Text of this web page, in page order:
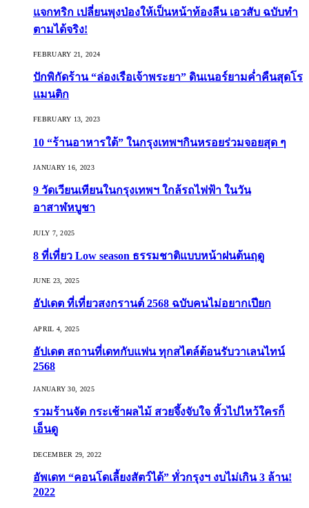
แจกทริก เปลี่ยนพุงป่องให้เป็นหน้าท้องลีน เอวสับ ฉบับทำ
ตามได้จริง!
FEBRUARY 21, 2024
ปักพิกัดร้าน “ล่องเรือเจ้าพระยา” ดินเนอร์ยามค่ำคืนสุดโร
แมนติก
FEBRUARY 13, 2023
10 “ร้านอาหารใต้” ในกรุงเทพฯกินหรอยร่วมจอยสุด ๆ
JANUARY 16, 2023
9 วัดเวียนเทียนในกรุงเทพฯ ใกล้รถไฟฟ้า ในวัน
อาสาฬหบูชา
JULY 7, 2025
8 ที่เที่ยว Low season ธรรมชาติแบบหน้าฝนต้นฤดู️
JUNE 23, 2025
อัปเดต ที่เที่ยวสงกรานต์ 2568 ฉบับคนไม่อยากเปียก
APRIL 4, 2025
อัปเดต สถานที่เดทกับแฟน ทุกสไตล์ต้อนรับวาเลนไทน์
2568
JANUARY 30, 2025
รวมร้านจัด กระเช้าผลไม้ สวยจึ้งจับใจ หิ้วไปไหว้ใครก็
เอ็นดู
DECEMBER 29, 2022
อัพเดท “คอนโดเลี้ยงสัตว์ได้” ทั่วกรุงฯ งบไม่เกิน 3 ล้าน!
2022